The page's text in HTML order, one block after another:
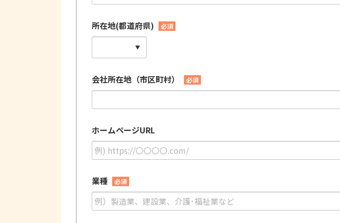
所在地(都道府県) 必須
会社所在地（市区町村） 必須
ホームページURL
業種 必須